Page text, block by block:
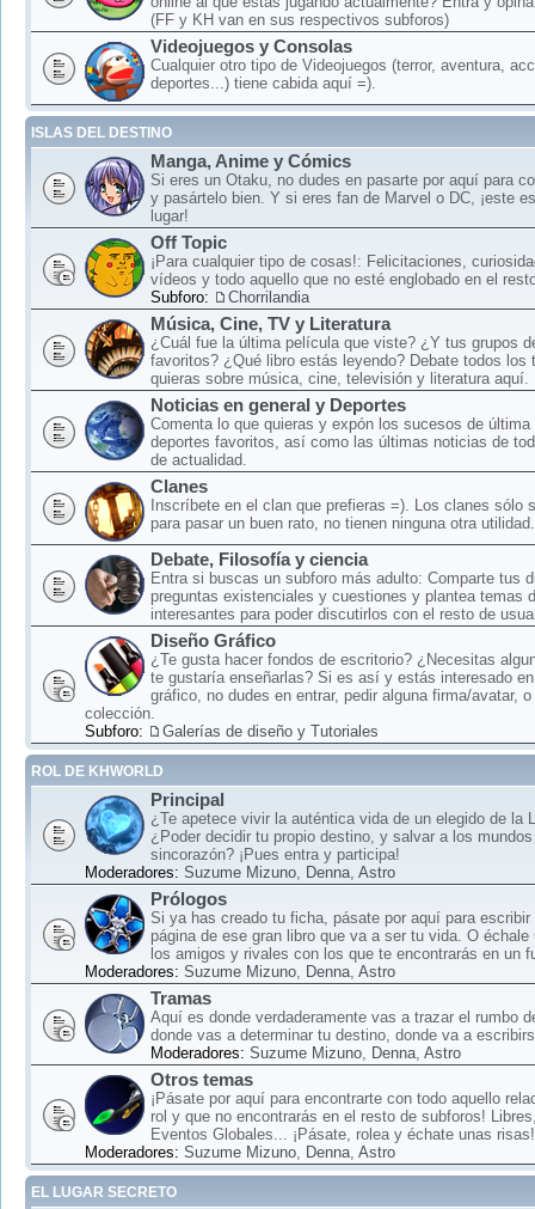
(FF y KH van en sus respectivos subforos)
Videojuegos y Consolas
Cualquier otro tipo de Videojuegos (terror, aventura,
deportes...) tiene cabida aquí =).
ISLAS DEL DESTINO
Manga, Anime y Cómics
Si eres un Otaku, no dudes en pasarte por aquí para
y pasártelo bien. Y si eres fan de Marvel o DC, ¡este
lugar!
Off Topic
¡Para cualquier tipo de cosas!: Felicitaciones,
vídeos y todo aquello que no esté englobado en el
Subforo:
Chorrilandia
Música, Cine, TV y Literatura
¿Cuál fue la última película que viste? ¿Y tus grupos
favoritos? ¿Qué libro estás leyendo? Debate todos los
quieras sobre música, cine, televisión y literatura aquí.
Noticias en general y Deportes
Comenta lo que quieras y expón los sucesos de última
deportes favoritos, así como las últimas noticias de
de actualidad.
Clanes
Inscríbete en el clan que prefieras =). Los clanes sólo
para pasar un buen rato, no tienen ninguna otra utilidad.
Debate, Filosofía y ciencia
Entra si buscas un subforo más adulto: Comparte tus
preguntas existenciales y cuestiones y plantea temas
interesantes para poder discutirlos con el resto de
Diseño Gráfico
¿Te gusta hacer fondos de escritorio? ¿Necesitas
te gustaría enseñarlas? Si es así y estás interesado
gráfico, no dudes en entrar, pedir alguna firma/avatar,
colección.
Subforo:
Galerías de diseño y Tutoriales
ROL DE KHWORLD
Principal
¿Te apetece vivir la auténtica vida de un elegido de la
¿Poder decidir tu propio destino, y salvar a los
sincorazón? ¡Pues entra y participa!
Moderadores: Suzume Mizuno, Denna, Astro
Prólogos
Si ya has creado tu ficha, pásate por aquí para escribir
página de ese gran libro que va a ser tu vida. O
los amigos y rivales con los que te encontrarás en un
Moderadores: Suzume Mizuno, Denna, Astro
Tramas
Aquí es donde verdaderamente vas a trazar el rumbo
donde vas a determinar tu destino, donde va a
Moderadores: Suzume Mizuno, Denna, Astro
Otros temas
¡Pásate por aquí para encontrarte con todo aquello
rol y que no encontrarás en el resto de subforos!
Eventos Globales... ¡Pásate, rolea y échate unas risas!
Moderadores: Suzume Mizuno, Denna, Astro
EL LUGAR SECRETO